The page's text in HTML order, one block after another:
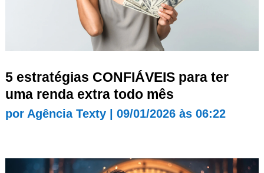
5 estratégias CONFIÁVEIS para ter
uma renda extra todo mês
por Agência Texty| 09/01/2026 às 06:22